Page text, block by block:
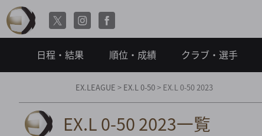
日程・結果 順位・成績 クラブ・選手
EX.LEAGUE > EX.L 0-50> EX.L 0-50 2023
EX.L 0-50 2023一覧